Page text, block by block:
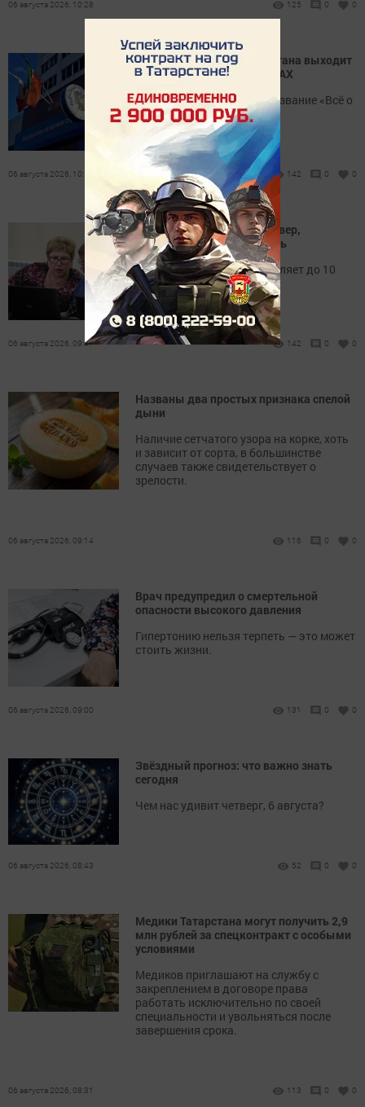
06 августа 2026, 10:28 125 0 0
Налоговая служба Татарстана выходит
на связь в мессенджере MAX
Новый аккаунт получил название «Всё о
налогах в Татарстане».
06 августа 2026, 10:16 142 0 0
Льготная пенсия: стаж, Север,
вредность и многодетность
Срок рассмотрения составляет до 10
рабочих дней.
06 августа 2026, 09:47 142 0 0
Названы два простых признака спелой
дыни
Наличие сетчатого узора на корке, хоть
и зависит от сорта, в большинстве
случаев также свидетельствует о
зрелости.
06 августа 2026, 09:14 116 0 0
Врач предупредил о смертельной
опасности высокого давления
Гипертонию нельзя терпеть — это может
стоить жизни.
06 августа 2026, 09:00 131 0 0
Звёздный прогноз: что важно знать
сегодня
Чем нас удивит четверг, 6 августа?
06 августа 2026, 08:43 52 0 0
Медики Татарстана могут получить 2,9
млн рублей за спецконтракт с особыми
условиями
Медиков приглашают на службу с
закреплением в договоре права
работать исключительно по своей
специальности и увольняться после
завершения срока.
06 августа 2026, 08:31 113 0 0